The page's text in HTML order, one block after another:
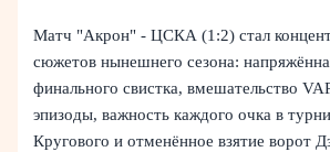
Матч "Акрон" - ЦСКА (1:2) стал
сюжетов нынешнего сезона:
финального свистка, вмешательство
эпизоды, важность каждого очка в
Кругового и отменённое взятие ворот